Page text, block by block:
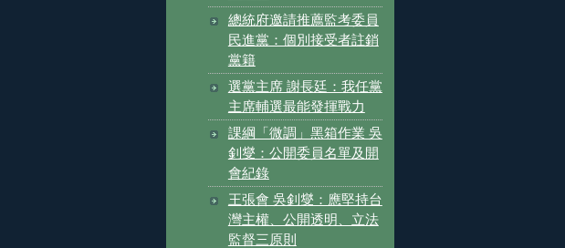
總統府邀請推薦監考委員
民進黨：個別接受者註銷
黨籍
選黨主席 謝長廷：我任黨
主席輔選最能發揮戰力
課綱「微調」黑箱作業 吳
釗燮：公開委員名單及開
會紀錄
王張會 吳釗燮：應堅持台
灣主權、公開透明、立法
監督三原則